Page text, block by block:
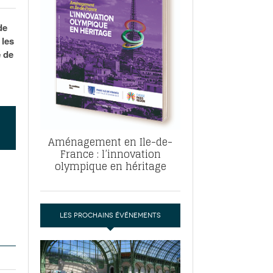
pour
2026
ABF, ZAC : F. Vauglin détaille sa
pour l’urbanisme parisien- 17
de la tech et de la finance
marché de la location de luxe-
de
Aménagement en Ile-de-
France : l’innovation
olympique en héritage
LES PROCHAINS ÉVÉNEMENTS